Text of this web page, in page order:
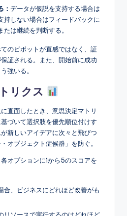
： データが仮説を支持する場合は
持しない場合はフィードバックに
は継続を判断する。
のピボットが直感ではなく、証
証される。また、開始前に成功
強いる。
リクス
直面したとき、意思決定マトリ
づいて選択肢を優先順位付けす
新しいアイデアに次々と飛びつ
オブジェクト症候群」を防ぐ。
オプションに1から5のスコアを
合、ビジネスにどれほど改善がも
リソースで実行するのはどれほど